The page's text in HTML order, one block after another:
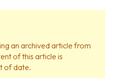
an archived article from
of this article is
of date.